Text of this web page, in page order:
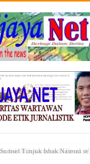
Tunjuk Ishak Nasroni
Tokoh Sukamerindu Desak